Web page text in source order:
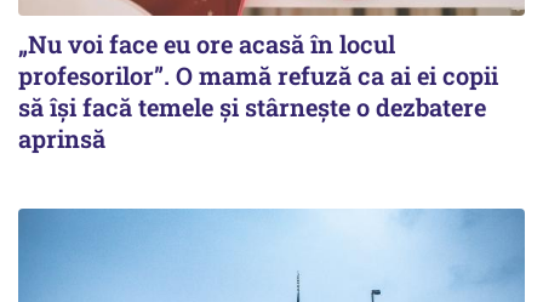
„Nu voi face eu ore acasă în locul
profesorilor”. O mamă refuză ca ai ei copii
să își facă temele și stârnește o dezbatere
aprinsă